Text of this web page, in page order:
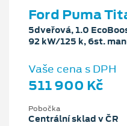
Ford Puma
5dveřová, 1.0
92 kW/125 k, 6st.
Vaše cena s DPH
511 900 Kč
Pobočka
Centrální sklad v ČR